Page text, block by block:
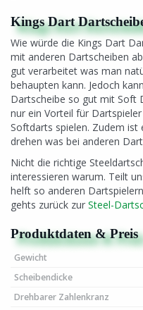
Kings Dart
Wie würde die Kings Dart
mit anderen Dartscheiben
gut verarbeitet was man
behaupten kann. Jedoch
Dartscheibe so gut mit Soft
nur ein Vorteil für
Softdarts spielen. Zudem ist
drehen was bei anderen
Nicht die richtige
interessieren warum. Teilt
helft so anderen
gehts zurück zur Steel-
Produktdaten & Preis
Gewicht
Scheibendicke
Drehbarer Zahlenkranz